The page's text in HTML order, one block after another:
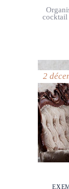
cocktail
2